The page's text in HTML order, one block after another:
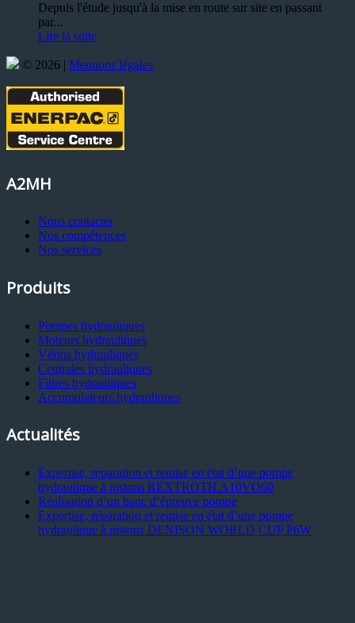
Depuis l'étude jusqu'à la mise en route sur site en passant
par...
Lire la suite
© 2026 | Mentions légales
A2MH
Nous contacter
Nos compétences
Nos services
Produits
Pompes hydrauliques
Moteurs hydrauliques
Vérins hydrauliques
Centrales hydrauliques
Filtres hydrauliques
Accumulateurs hydrauliques
Actualités
Expertise, réparation et remise en état d’une pompe
hydraulique à pistons REXTROTH A10VO60
Réalisation d’un banc d’épreuve pompe
Expertise, réparation et remise en état d’une pompe
hydraulique à pistons DENISON WORLD CUP P6W